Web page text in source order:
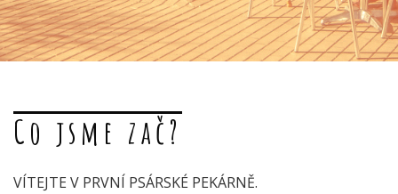
Co jsme zač?
VÍTEJTE V PRVNÍ PSÁRSKÉ PEKÁRNĚ.